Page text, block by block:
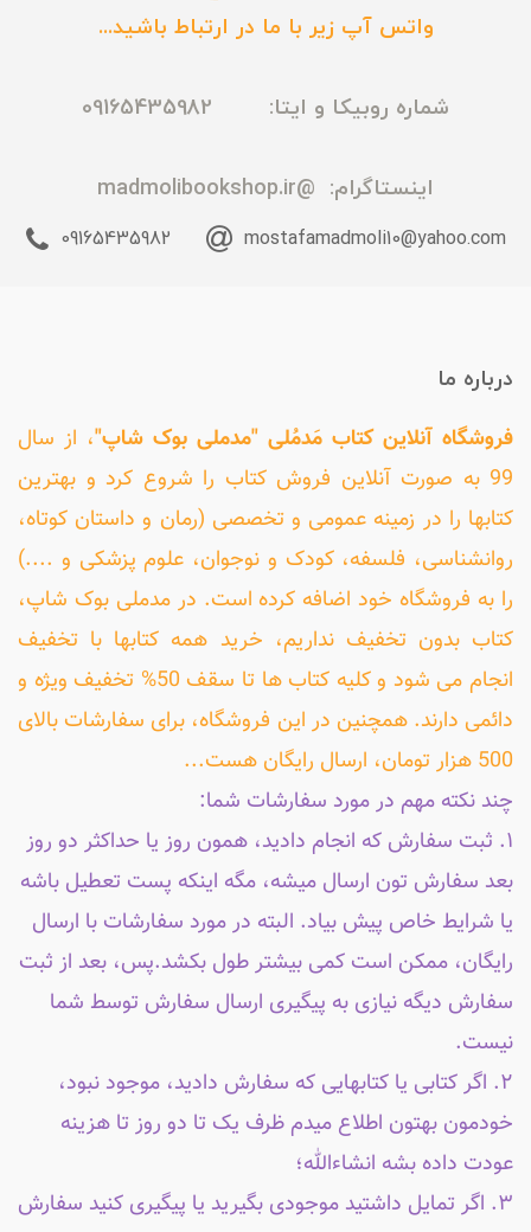
واتس آپ زیر با ما در ارتباط باشید...
شماره روبیکا و ایتا: 09165435982
اینستاگرام: @madmolibookshop.ir
mostafamadmoli10@yahoo.com
09165435982
درباره ما
فروشگاه آنلاین کتاب مَدمُلی "مدملی بوک شاپ"، از سال
99 به صورت آنلاین فروش کتاب را شروع کرد و بهترین
کتابها را در زمینه عمومی و تخصصی (رمان و داستان کوتاه،
روانشناسی، فلسفه، کودک و نوجوان، علوم پزشکی و ....)
را به فروشگاه خود اضافه کرده است. در مدملی بوک شاپ،
کتاب بدون تخفیف نداریم، خرید همه کتابها با تخفیف
انجام می شود و کلیه کتاب ها تا سقف 50% تخفیف ویژه و
دائمی دارند. همچنین در این فروشگاه، برای سفارشات بالای
500 هزار تومان، ارسال رایگان هست...
چند نکته مهم در مورد سفارشات شما:
۱. ثبت سفارش که انجام دادید، همون روز یا حداکثر دو روز
بعد سفارش تون ارسال میشه، مگه اینکه پست تعطیل باشه
یا شرایط خاص پیش بیاد. البته در مورد سفارشات با ارسال
رایگان، ممکن است کمی بیشتر طول بکشد.پس، بعد از ثبت
سفارش دیگه نیازی به پیگیری ارسال سفارش توسط شما
نیست.
۲. اگر کتابی یا کتابهایی که سفارش دادید، موجود نبود،
خودمون بهتون اطلاع میدم ظرف یک تا دو روز تا هزینه
عودت داده بشه انشاءالله؛
۳. اگر تمایل داشتید موجودی بگیرید یا پیگیری کنید سفارش